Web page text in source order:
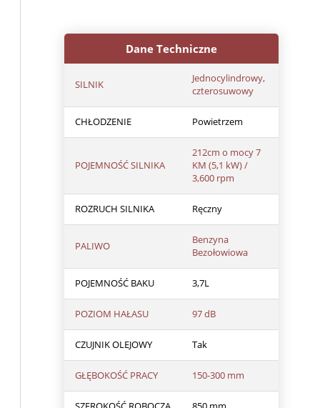
Dane Techniczne
SILNIK
Jednocylindrowy,
czterosuwowy
CHŁODZENIE Powietrzem
POJEMNOŚĆ SILNIKA
212cm o mocy 7
KM (5,1 kW) /
3,600 rpm
ROZRUCH SILNIKA Ręczny
PALIWO
Benzyna
Bezołowiowa
POJEMNOŚĆ BAKU 3,7L
POZIOM HAŁASU 97 dB
CZUJNIK OLEJOWY Tak
GŁĘBOKOŚĆ PRACY 150-300 mm